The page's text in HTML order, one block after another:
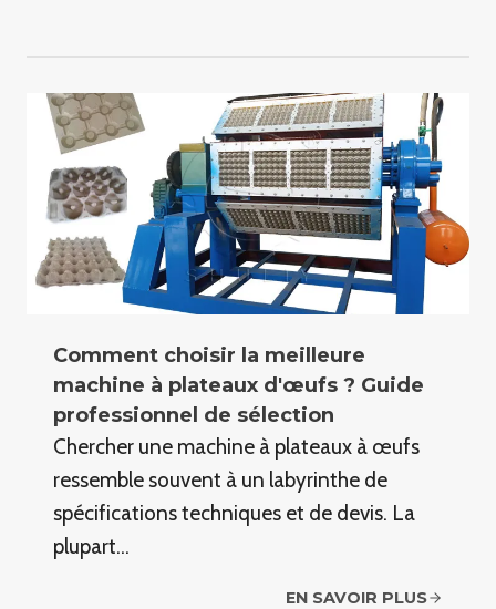
Comment choisir la meilleure
machine à plateaux d'œufs ? Guide
professionnel de sélection
Chercher une machine à plateaux à œufs
ressemble souvent à un labyrinthe de
spécifications techniques et de devis. La
plupart…
EN SAVOIR PLUS